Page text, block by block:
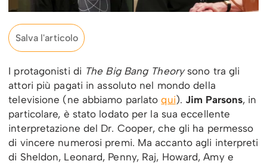
Salva l'articolo
I protagonisti di The Big Bang Theorysono tra gli
attori più pagati in assoluto nel mondo della
televisione (ne abbiamo parlatoqui). Jim Parsons, in
particolare, è stato lodato per la sua eccellente
interpretazione del Dr. Cooper, che gli ha permesso
di vincere numerosi premi. Ma accanto agli interpreti
di Sheldon, Leonard, Penny, Raj, Howard, Amy e